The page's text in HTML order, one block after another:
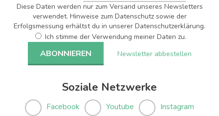
Diese Daten werden nur zum Versand unseres Newsletters
verwendet. Hinweise zum Datenschutz sowie der
Erfolgsmessung erhältst du in unserer Datenschutzerklärung.
Ich stimme der Verwendung meiner Daten zu.
Newsletter abbestellen
Soziale Netzwerke
Facebook Youtube Instagram